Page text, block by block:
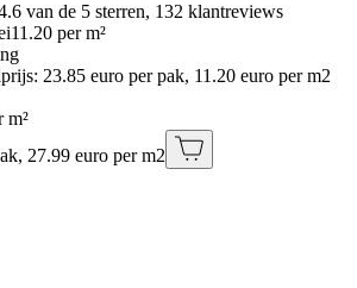
van de 5 sterren, 132 klantreviews
11.20 per m²
23.85 euro per pak, 11.20 euro per m2
m²
27.99 euro per m2